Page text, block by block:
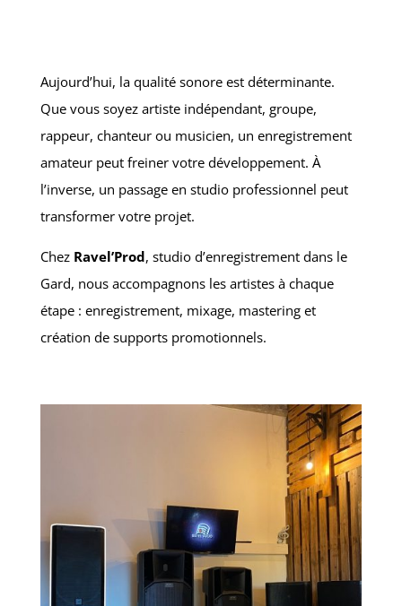
Aujourd’hui, la qualité sonore est déterminante.
Que vous soyez artiste indépendant, groupe,
rappeur, chanteur ou musicien, un enregistrement
amateur peut freiner votre développement. À
l’inverse, un passage en studio professionnel peut
transformer votre projet.
Chez Ravel’Prod, studio d’enregistrement dans le
Gard, nous accompagnons les artistes à chaque
étape : enregistrement, mixage, mastering et
création de supports promotionnels.